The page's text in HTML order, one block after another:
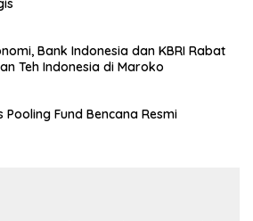
Bank Indonesia dan KBRI Rabat
Teh Indonesia di Maroko
Pooling Fund Bencana Resmi